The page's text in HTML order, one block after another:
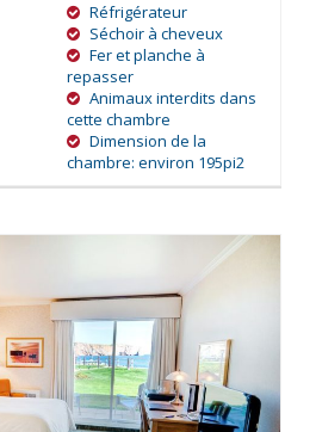
Réfrigérateur
Séchoir à cheveux
Fer et planche à
repasser
Animaux interdits dans
cette chambre
Dimension de la
chambre: environ 195pi2